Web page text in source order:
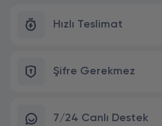
Hızlı Teslimat
Şifre Gerekmez
7/24 Canlı Destek